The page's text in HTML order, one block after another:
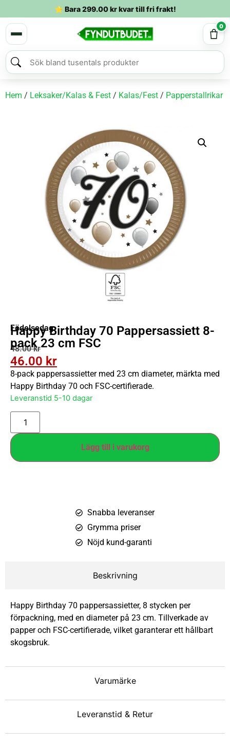
⭐ Bara299.00krkvar till fri frakt!
0
Hem / Leksaker/Kalas & Fest / Kalas/Fest / Papperstallrikar/
Födelsedag
Happy Birthday 70 Pappersassiett 8-
pack 23 cm FSC
48.00kr
46.00 kr
8-pack pappersassietter med 23 cm diameter, märkta med
Happy Birthday 70 och FSC-certifierade.
Leveranstid 5-10 dagar
Lägg till i varukorg
Snabba leveranser
Grymma priser
Nöjd kund-garanti
Beskrivning
Varumärke
Leveranstid & Retur
Happy Birthday 70 pappersassietter, 8 stycken per
förpackning, med en diameter på 23 cm. Tillverkade av
papper och FSC-certifierade, vilket garanterar ett hållbart
skogsbruk.